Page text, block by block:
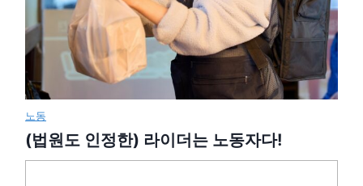
노동
(법원도 인정한) 라이더는 노동자다!